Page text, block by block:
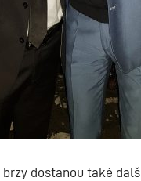
dostanou také